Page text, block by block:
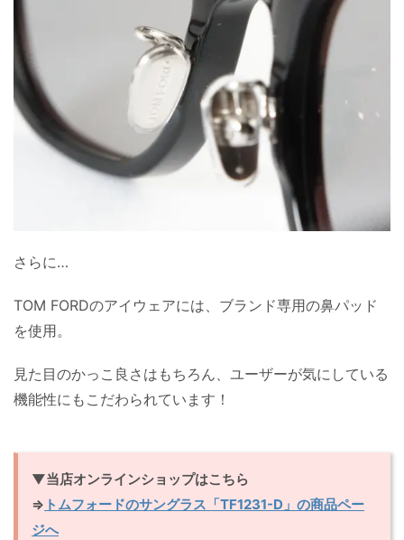
さらに…
TOM FORDのアイウェアには、ブランド専用の鼻パッド
を使用。
見た目のかっこ良さはもちろん、ユーザーが気にしている
機能性にもこだわられています！
▼当店オンラインショップはこちら
⇒ トムフォードのサングラス「TF1231-D」の商品ペー
ジへ